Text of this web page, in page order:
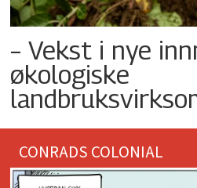
– Vekst i nye
økologiske
CONRADS COLONIAL